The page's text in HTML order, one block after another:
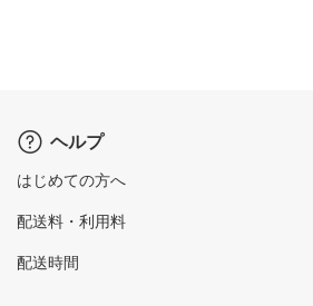
ヘルプ
はじめての方へ
配送料・利用料
配送時間